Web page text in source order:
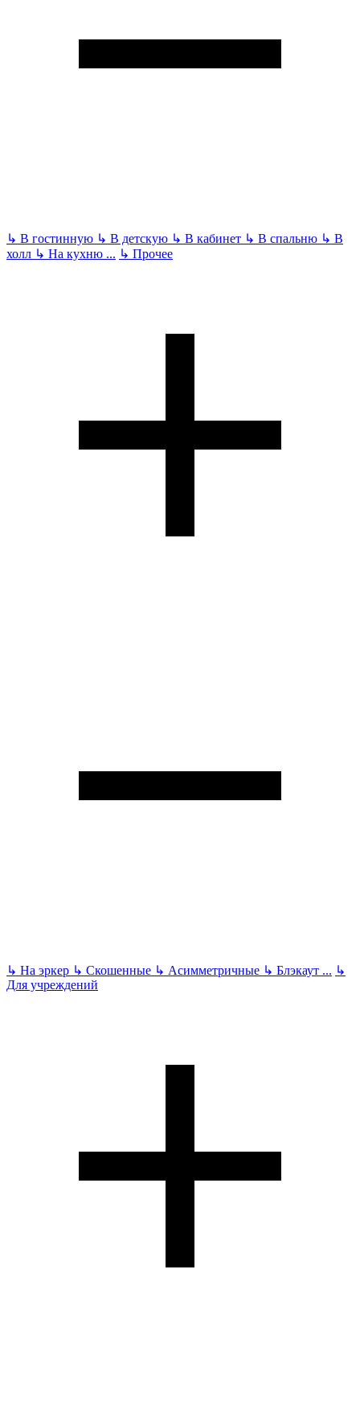
↳ В гостинную ↳ В детскую ↳ В кабинет ↳ В спальню ↳ В
холл ↳ На кухню ... ↳ Прочее
↳ На эркер ↳ Скошенные ↳ Асимметричные ↳ Блэкаут ... ↳
Для учреждений